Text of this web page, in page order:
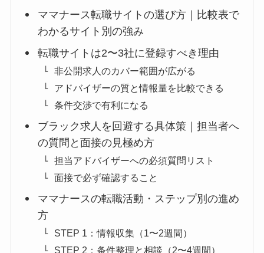
ママナース転職サイトの選び方｜比較表で
わかるサイト別の強み
転職サイトは2〜3社に登録すべき理由
非公開求人のカバー範囲が広がる
アドバイザーの質と情報量を比較できる
条件交渉で有利になる
ブラック求人を回避する具体策｜担当者へ
の質問と面接の見極め方
担当アドバイザーへの必須質問リスト
面接で必ず確認すること
ママナースの転職活動・ステップ別の進め
方
STEP 1：情報収集（1〜2週間）
STEP 2：条件整理と相談（2〜4週間）